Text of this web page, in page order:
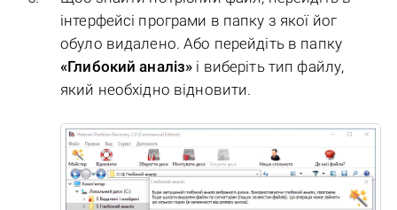
інтерфейсі програми в папку з якої йог
обуло видалено. Або перейдіть в папку
«Глибокий аналіз» і виберіть тип файлу,
який необхідно відновити.